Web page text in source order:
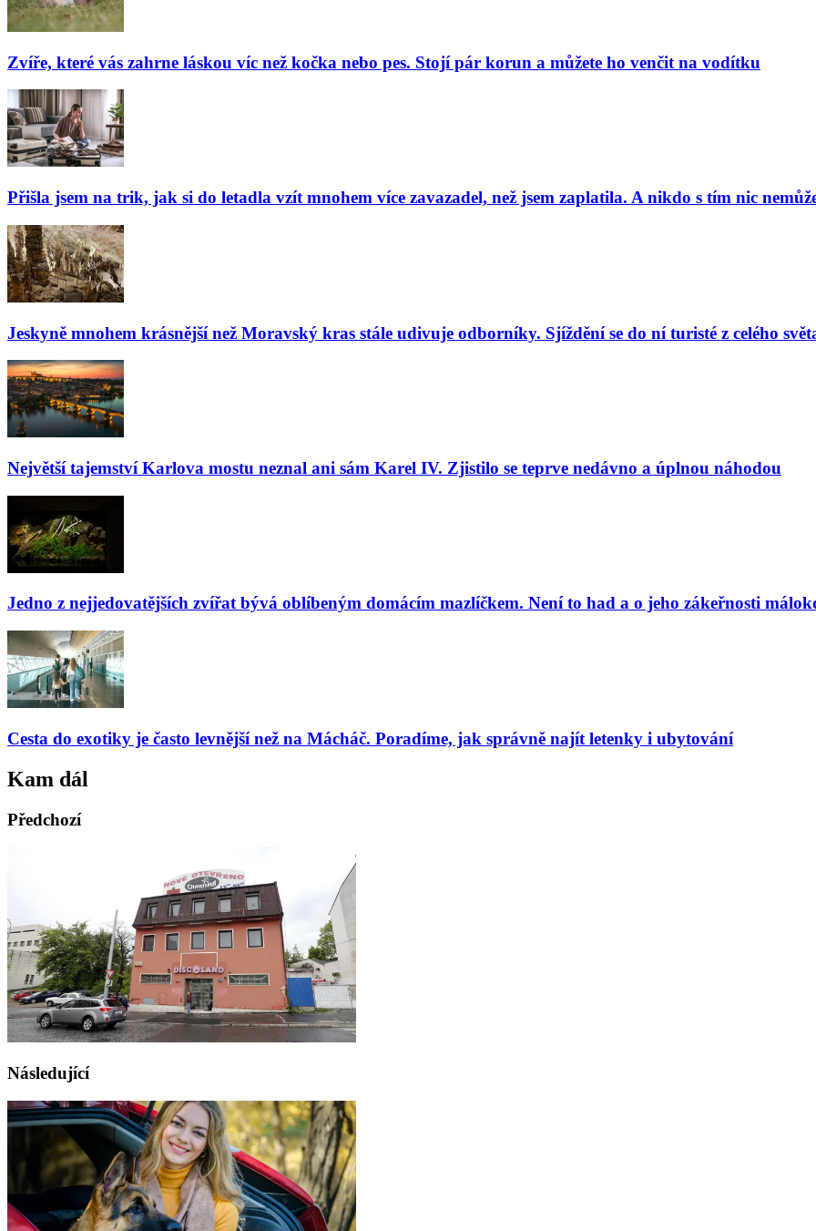
Zvíře, které vás zahrne láskou víc než kočka nebo pes. Stojí pár korun a můžete ho venčit na vodítku
Přišla jsem na trik, jak si do letadla vzít mnohem více zavazadel, než jsem zaplatila. A nikdo s tím nic
Jeskyně mnohem krásnější než Moravský kras stále udivuje odborníky. Sjíždění se do ní turisté z celého
Největší tajemství Karlova mostu neznal ani sám Karel IV. Zjistilo se teprve nedávno a úplnou náhodou
Jedno z nejjedovatějších zvířat bývá oblíbeným domácím mazlíčkem. Není to had a o jeho zákeřnosti
Cesta do exotiky je často levnější než na Mácháč. Poradíme, jak správně najít letenky i ubytování
Kam dál
Předchozí
Následující